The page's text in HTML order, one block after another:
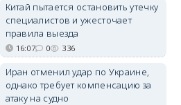
Китай пытается остановить утечку
специалистов и ужесточает
правила выезда
16:07 0 336
Иран отменил удар по Украине,
однако требует компенсацию за
атаку на судно